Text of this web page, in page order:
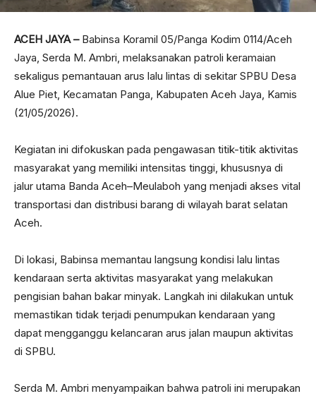
ACEH JAYA – Babinsa Koramil 05/Panga Kodim 0114/Aceh
Jaya, Serda M. Ambri, melaksanakan patroli keramaian
sekaligus pemantauan arus lalu lintas di sekitar SPBU Desa
Alue Piet, Kecamatan Panga, Kabupaten Aceh Jaya, Kamis
(21/05/2026).
Kegiatan ini difokuskan pada pengawasan titik-titik aktivitas
masyarakat yang memiliki intensitas tinggi, khususnya di
jalur utama Banda Aceh–Meulaboh yang menjadi akses vital
transportasi dan distribusi barang di wilayah barat selatan
Aceh.
Di lokasi, Babinsa memantau langsung kondisi lalu lintas
kendaraan serta aktivitas masyarakat yang melakukan
pengisian bahan bakar minyak. Langkah ini dilakukan untuk
memastikan tidak terjadi penumpukan kendaraan yang
dapat mengganggu kelancaran arus jalan maupun aktivitas
di SPBU.
Serda M. Ambri menyampaikan bahwa patroli ini merupakan